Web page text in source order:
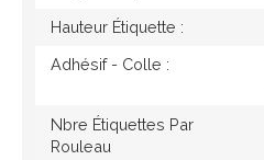
Hauteur Étiquette :
Adhésif - Colle :
Nbre Étiquettes Par
Rouleau